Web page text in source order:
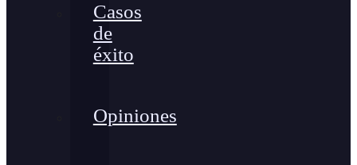
Casos
de
éxito
Opiniones